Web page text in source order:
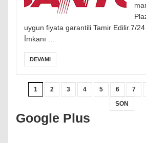
uygun fiyata garantili Tamir Edilir.7/24
İmkanı ...
DEVAMI
1 2 3 4 5 6 7
SON
Google Plus